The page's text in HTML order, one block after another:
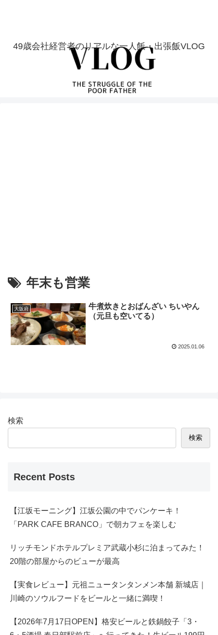
49歳会社経営者のリアルな一人飯・出張飯VLOG
年末も営業
大阪府
牛煮炊きとおばんざい ちいやん
（元旦も空いてる）
2025.01.06
検索
検索
Recent Posts
【江坂モーニング】江坂公園の中でパンケーキ！
「PARK CAFE BRANCO」で朝カフェを楽しむ
リッチモンドホテルプレミア武蔵小杉に泊まってみた！
20階の部屋からのビューが最高
【実食レビュー】元祖ニュータンタンメン本舗 新城店｜
川崎のソウルフードをビールと一緒に満喫！
【2026年7月17日OPEN】格安ビールと鉄鍋餃子「3・